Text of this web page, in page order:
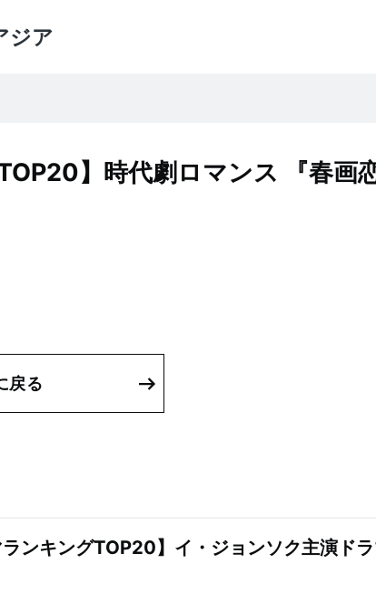
ジア
】時代劇ロマンス 『春画
戻る
ランキングTOP20】イ・ジョンソク主演ド